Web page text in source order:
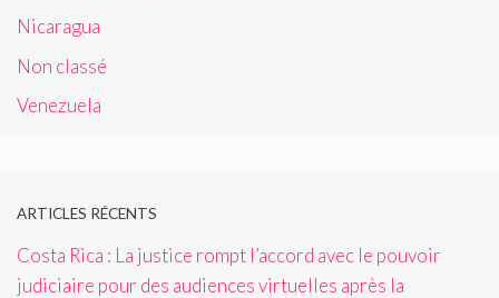
Nicaragua
Non classé
Venezuela
ARTICLES RÉCENTS
Costa Rica : La justice rompt l’accord avec le pouvoir
judiciaire pour des audiences virtuelles après la